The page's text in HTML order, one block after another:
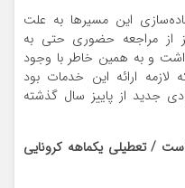
این مسیرها به علت
پرهیز از مراجعه حضوری حتی به
داشت و به همین خاطر با وجود
ارائه این خدمات بود
جدید از پاییز سال گذشته
/ ‏‬تعطیلی یکماهه کرونایی